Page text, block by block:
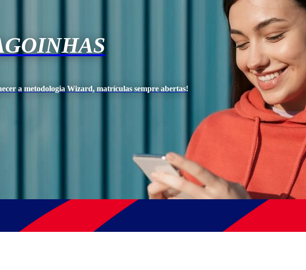
a metodologia Wizard, matrículas sempre abertas!